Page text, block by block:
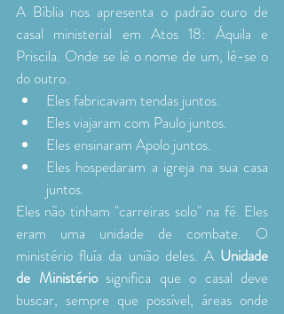
A Bíblia nos apresenta o padrão ouro de
casal ministerial em Atos 18: Áquila e
Priscila. Onde se lê o nome de um, lê-se o
do outro.
Eles fabricavam tendas juntos.
Eles viajaram com Paulo juntos.
Eles ensinaram Apolo juntos.
Eles hospedaram a igreja na sua casa
juntos.
Eles não tinham "carreiras solo" na fé. Eles
eram uma unidade de combate. O
ministério fluía da união deles. A Unidade
de Ministério significa que o casal deve
buscar, sempre que possível, áreas onde